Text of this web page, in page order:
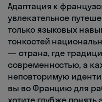
Адаптация к
увлекательное
только языковых
тонкостей
— страна, где
современностью, а
неповторимую
вы во Францию для